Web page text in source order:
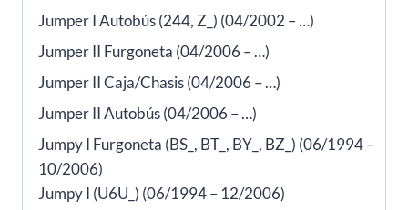
Jumper I Autobús (244, Z_) (04/2002 – …)
Jumper II Furgoneta (04/2006 – …)
Jumper II Caja/Chasis (04/2006 – …)
Jumper II Autobús (04/2006 – …)
Jumpy I Furgoneta (BS_, BT_, BY_, BZ_) (06/1994 –
10/2006)
Jumpy I (U6U_) (06/1994 – 12/2006)